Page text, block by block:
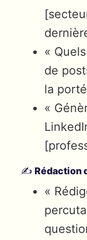
«
de
la
«
✍️ Rédaction
«